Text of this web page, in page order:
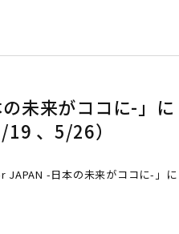
未来がココに-」に
、5/26）
JAPAN -日本の未来がココに-」に